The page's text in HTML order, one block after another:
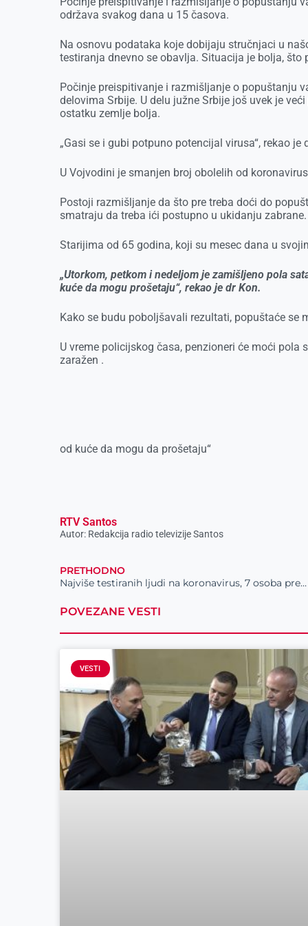
održava svakog dana u 15 časova.
Na osnovu podataka koje dobijaju stručnjaci u
testiranja dnevno se obavlja. Situacija je bolja,
Počinje preispitivanje i razmišljanje o popuštanju
delovima Srbije. U delu južne Srbije još uvek je
ostatku zemlje bolja.
„Gasi se i gubi potpuno potencijal virusa“, rekao je
U Vojvodini je smanjen broj obolelih od
Postoji razmišljanje da što pre treba doći do
smatraju da treba ići postupno u ukidanju zabrane.
Starijima od 65 godina, koji su mesec dana u
„Utorkom, petkom i nedeljom je zamišljeno pola
kuće da mogu prošetaju“, rekao je dr Kon.
Kako se budu poboljšavali rezultati, popuštaće se
U vreme policijskog časa, penzioneri će moći
zaražen .
od kuće da mogu da prošetaju“
RTV Santos
Autor: Redakcija radio televizije Santos
PRETHODNO
Najviše testiranih ljudi na koronavirus, 7 osoba preminulo
POVEZANE VESTI
VESTI